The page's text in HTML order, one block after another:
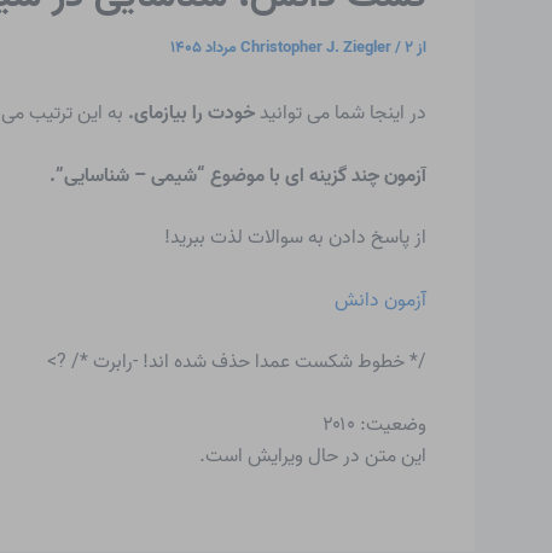
از Christopher J. Ziegler/۲ مرداد ۱۴۰۵
در اینجا شما می توانیدخودت را بیازمای. به این ترتیب
آزمون چند گزینه ای با موضوع “شیمی – شناسایی”.
از پاسخ دادن به سوالات لذت ببرید!
آزمون دانش
/* خطوط شکست عمدا حذف شده اند! -رابرت */ ?>
وضعیت: ۲۰۱۰
این متن در حال ویرایش است.